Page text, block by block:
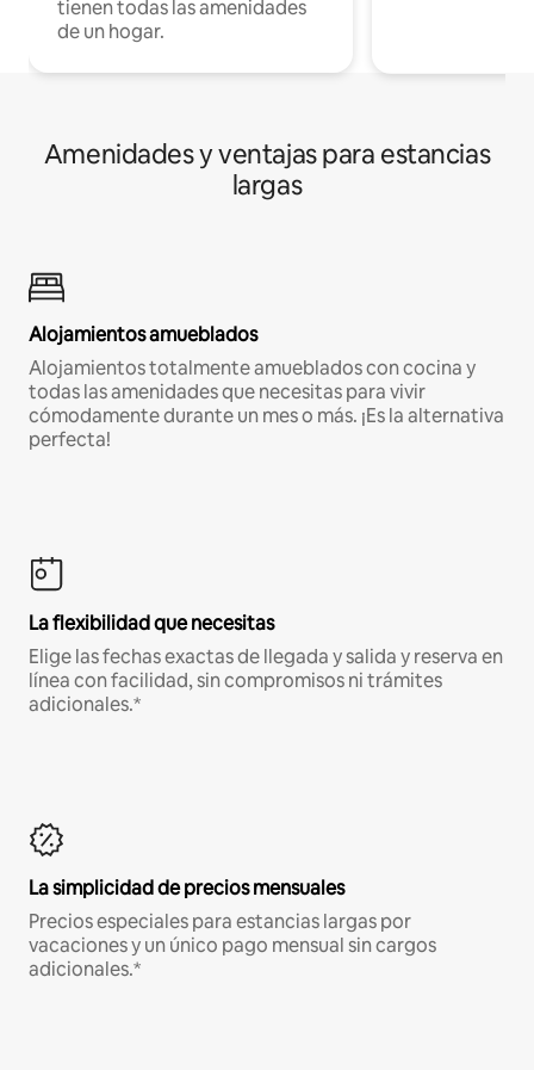
tienen todas las amenidades
de un hogar.
Amenidades y ventajas para estancias
largas
Alojamientos amueblados
Alojamientos totalmente amueblados con cocina y
todas las amenidades que necesitas para vivir
cómodamente durante un mes o más. ¡Es la alternativa
perfecta!
La flexibilidad que necesitas
Elige las fechas exactas de llegada y salida y reserva en
línea con facilidad, sin compromisos ni trámites
adicionales.*
La simplicidad de precios mensuales
Precios especiales para estancias largas por
vacaciones y un único pago mensual sin cargos
adicionales.*